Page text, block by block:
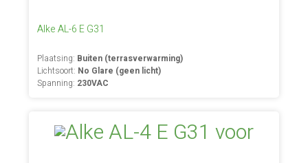
Alke AL-6 E G31
Plaatsing: Buiten (terrasverwarming)
Lichtsoort: No Glare (geen licht)
Spanning: 230VAC